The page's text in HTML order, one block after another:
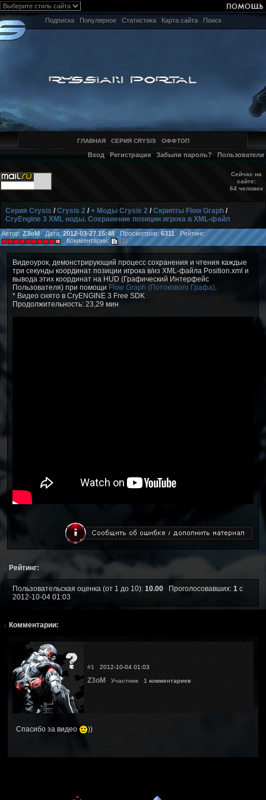
Подписка Популярное Статистика Карта сайта Поиск
ГЛАВНАЯ СЕРИЯ CRYSIS ОФФТОП
Вход Регистрация Забыли пароль? Пользователи
Сейчас на
сайте:
64 человек
Серия Crysis /Crysis 2 /+ Моды Crysis 2 /Скрипты Flow Graph /
CryEngine 3 XML ноды. Сохранение позиции игрока в XML-файл
Автор: Z3oM Дата:2012-03-27 15:48Просмотров:6311Рейтинг:
Комментарии:
(1)
Видеоурок, демонстрирующий процесс сохранения и чтения каждые
три секунды координат позиции игрока в/из XML-файла Position.xml и
вывода этих координат на HUD (Графический Интерфейс
Пользователя) при помощи Flow Graph (Потокового Графа)
* Видео снято в CryENGINE 3 Free SDK
Продолжительность: 23,29 мин
↓ Рейтинг:
Пользовательская оценка (от 1 до 10): 10.00 Проголосовавших: 1 с
2012-10-04 01:03
↓ Комментарии:
#1 2012-10-04 01:03
Z3oM Участник 1 комментариев
Спасибо за видео ))